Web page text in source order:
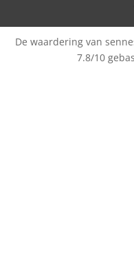
De waardering van
7.8/10